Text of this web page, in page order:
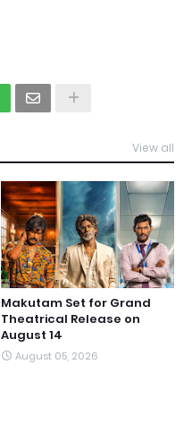
View all
Makutam Set for Grand
Theatrical Release on
August 14
August 05, 2026